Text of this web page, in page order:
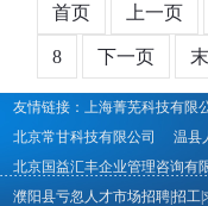
首页 上一页
8 下一页
友情链接：上海菁芜科技有限
北京常甘科技有限公司
温县
北京国益汇丰企业管理咨询有
濮阳县亏忽人才市场招聘|招工|